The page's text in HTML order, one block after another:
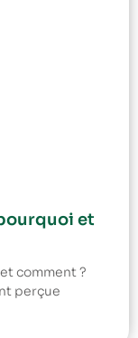
et
comment ?
perçue